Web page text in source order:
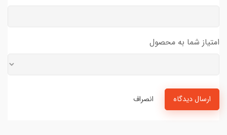
امتیاز شما به محصول
ارسال دیدگاه انصراف